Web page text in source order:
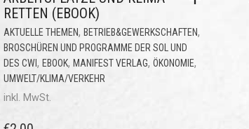
RETTEN (EBOOK)
AKTUELLE THEMEN, BETRIEB&GEWERKSCHAFTEN,
BROSCHÜREN UND PROGRAMME DER SOL UND
DES CWI, EBOOK, MANIFEST VERLAG, ÖKONOMIE,
UMWELT/KLIMA/VERKEHR
inkl. MwSt.